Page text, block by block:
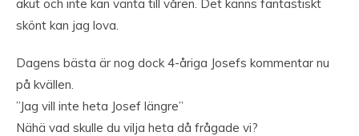
akut och inte kan vänta till våren. Det känns fantastiskt
skönt kan jag lova.
Dagens bästa är nog dock 4-åriga Josefs kommentar nu
på kvällen.
”Jag vill inte heta Josef längre”
Nähä vad skulle du vilja heta då frågade vi?